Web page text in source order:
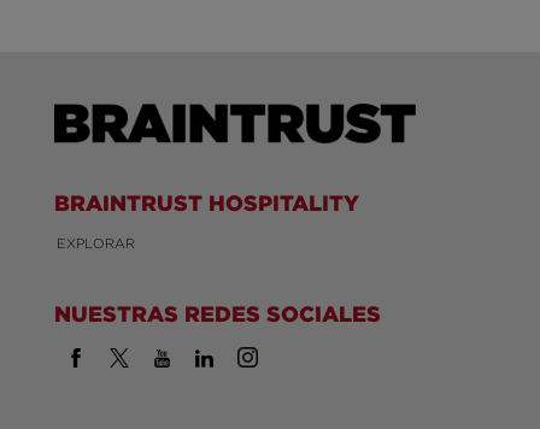
BRAINTRUST HOSPITALITY
EXPLORAR
NUESTRAS REDES SOCIALES